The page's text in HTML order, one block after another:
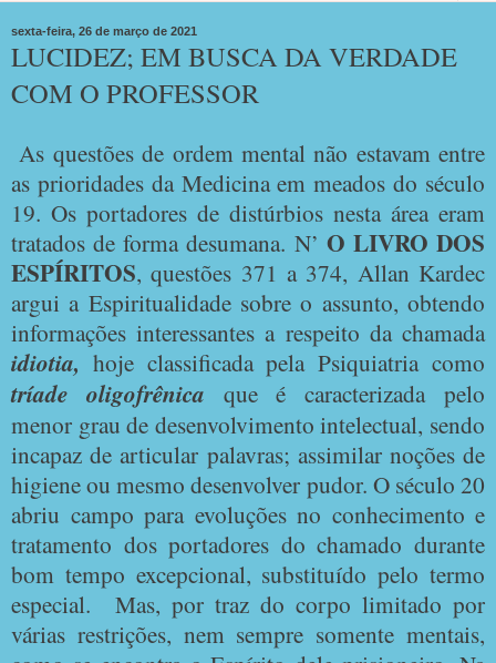
sexta-feira, 26 de março de 2021
LUCIDEZ; EM BUSCA DA VERDADE
COM O PROFESSOR
As questões de ordem mental não estavam entre
as prioridades da Medicina em meados do século
19. Os portadores de distúrbios nesta área eram
tratados de forma desumana. N’ O LIVRO DOS
ESPÍRITOS, questões 371 a 374, Allan Kardec
argui a Espiritualidade sobre o assunto, obtendo
informações interessantes a respeito da chamada
idiotia, hoje classificada pela Psiquiatria como
tríade oligofrênica que é caracterizada pelo
menor grau de desenvolvimento intelectual, sendo
incapaz de articular palavras; assimilar noções de
higiene ou mesmo desenvolver pudor. O século 20
abriu campo para evoluções no conhecimento e
tratamento dos portadores do chamado durante
bom tempo excepcional, substituído pelo termo
especial.
Mas, por traz do corpo limitado por
várias restrições, nem sempre somente mentais,